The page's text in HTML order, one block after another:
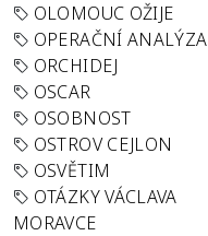
OLOMOUC OŽIJE
OPERAČNÍ ANALÝZA
ORCHIDEJ
OSCAR
OSOBNOST
OSTROV CEJLON
OSVĚTIM
OTÁZKY VÁCLAVA
MORAVCE